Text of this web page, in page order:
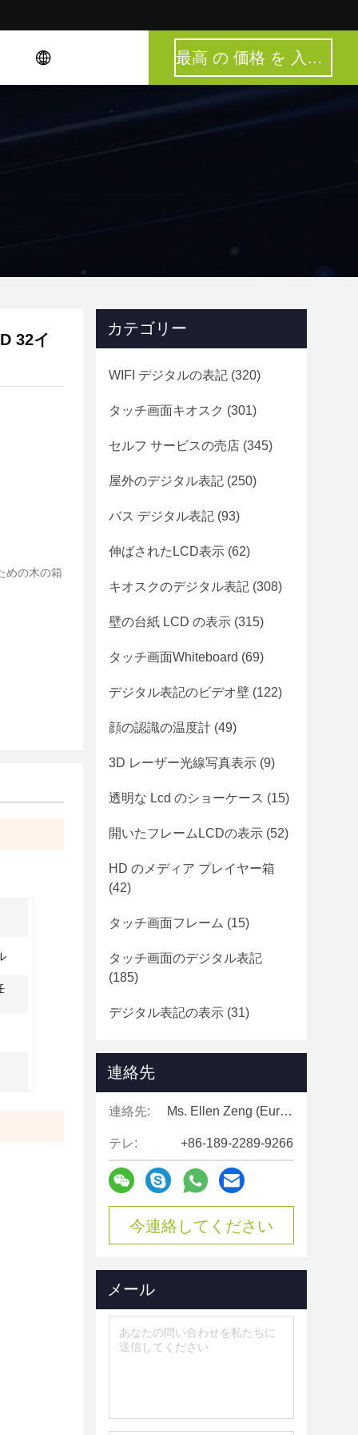
最高 の 価格 を 入手 する
32イ
めの木の箱
カテゴリー
WIFI デジタルの表記 (320)
タッチ画面キオスク (301)
セルフ サービスの売店 (345)
屋外のデジタル表記 (250)
バス デジタル表記 (93)
伸ばされたLCD表示 (62)
キオスクのデジタル表記 (308)
壁の台紙 LCD の表示 (315)
タッチ画面Whiteboard (69)
デジタル表記のビデオ壁 (122)
顔の認識の温度計 (49)
3D レーザー光線写真表示 (9)
透明な Lcd のショーケース (15)
開いたフレームLCDの表示 (52)
HD のメディア プレイヤー箱
(42)
タッチ画面フレーム (15)
タッチ画面のデジタル表記
(185)
デジタル表記の表示 (31)
連絡先
連絡先: Ms. Ellen Zeng (Europe, North and Shouth America)
テレ: +86-189-2289-9266
今連絡してください
メール